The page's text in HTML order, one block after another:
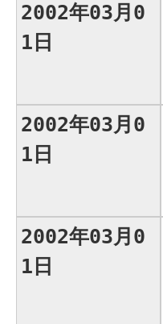
2002年03月0
1日
2002年03月0
1日
2002年03月0
1日